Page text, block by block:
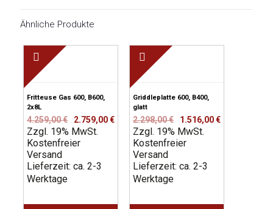
Ähnliche Produkte
Fritteuse Gas 600, B600,
2x8L
4.259,00€Ursprünglicher
Preis
war:
2.759,00€
Aktueller
Preis
ist:
Zzgl. 19% MwSt.
Kostenfreier
Versand
Lieferzeit: ca. 2-3
Werktage
Griddleplatte 600, B400,
glatt
2.298,00€Ursprünglicher
Preis
war:
1.516,00€
Aktueller
Preis
ist:
Zzgl. 19% MwSt.
Kostenfreier
Versand
Lieferzeit: ca. 2-3
Werktage